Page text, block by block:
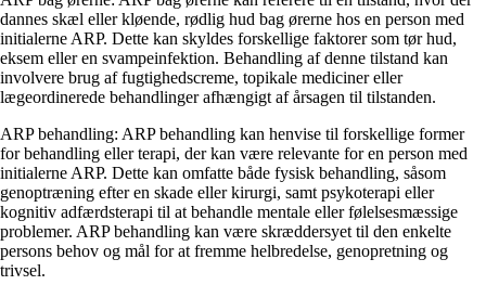
dannes skæl eller kløende, rødlig hud bag ørerne hos en person med
initialerne ARP. Dette kan skyldes forskellige faktorer som tør hud,
eksem eller en svampeinfektion. Behandling af denne tilstand kan
involvere brug af fugtighedscreme, topikale mediciner eller
lægeordinerede behandlinger afhængigt af årsagen til tilstanden.
ARP behandling: ARP behandling kan henvise til forskellige former
for behandling eller terapi, der kan være relevante for en person med
initialerne ARP. Dette kan omfatte både fysisk behandling, såsom
genoptræning efter en skade eller kirurgi, samt psykoterapi eller
kognitiv adfærdsterapi til at behandle mentale eller følelsesmæssige
problemer. ARP behandling kan være skræddersyet til den enkelte
persons behov og mål for at fremme helbredelse, genopretning og
trivsel.